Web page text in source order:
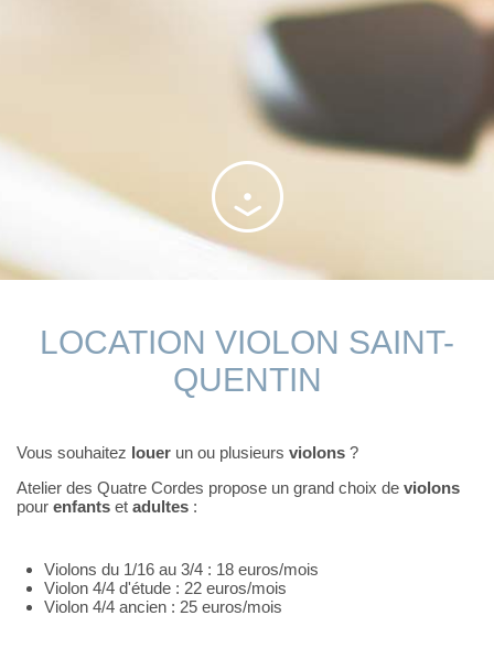
LOCATION VIOLON SAINT-
QUENTIN
Vous souhaitez louer un ou plusieurs violons ?
Atelier des Quatre Cordes propose un grand choix de violons
pour enfants et adultes :
Violons du 1/16 au 3/4 : 18 euros/mois
Violon 4/4 d'étude : 22 euros/mois
Violon 4/4 ancien : 25 euros/mois